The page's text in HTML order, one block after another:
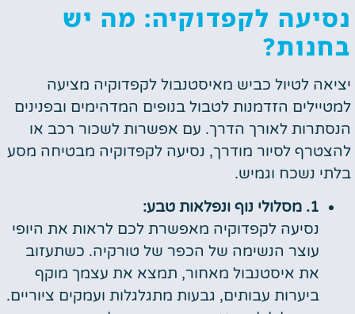
נסיעה לקפדוקיה: מה יש
בחנות?
יציאה לטיול כביש מאיסטנבול לקפדוקיה מציעה
למטיילים הזדמנות לטבול בנופים המדהימים ובפנינים
הנסתרות לאורך הדרך. עם אפשרות לשכור רכב או
להצטרף לסיור מודרך, נסיעה לקפדוקיה מבטיחה מסע
בלתי נשכח וגמיש.
1. מסלולי נוף ונפלאות טבע:
נסיעה לקפדוקיה מאפשרת לכם לראות את היופי
עוצר הנשימה של הכפר של טורקיה. כשתעזוב
את איסטנבול מאחור, תמצא את עצמך מוקף
ביערות עבותים, גבעות מתגלגלות ועמקים ציוריים.